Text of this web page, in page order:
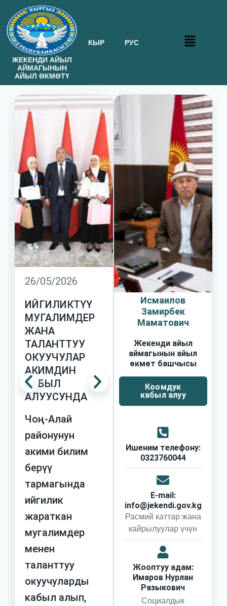
ЖЕКЕНДИ АЙЫЛ
АЙМАГЫНЫН
АЙЫЛ ӨКМӨТҮ
КЫР РУС
26/05/2026
ИЙГИЛИКТҮҮ
МУГАЛИМДЕР
ЖАНА
ТАЛАНТТУУ
ОКУУЧУЛАР
АКИМДИН
КАБЫЛ
АЛУУСУНДА
Чоң-Алай
районунун
акими билим
берүү
тармагында
ийгилик
жараткан
мугалимдер
менен
таланттуу
окуучуларды
кабыл алып,
Исмаилов
Замирбек
Маматович
Жекенди айыл
аймагынын айыл
өкмөт башчысы
Коомдук
кабыл алуу
Ишеним телефону:
0323760044
E-mail:
info@jekendi.gov.kg
Расмий каттар жана
кайрылуулар үчүн
Жооптуу адам:
Имаров Нурлан
Разыкович
Социалдык